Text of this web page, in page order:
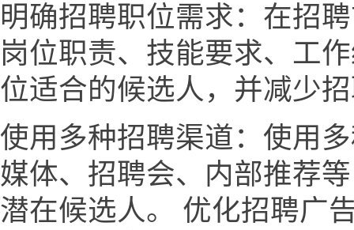
明确招聘职位需求：在招
岗位职责、技能要求、工
位适合的候选人，并减少
使用多种招聘渠道：使用
媒体、招聘会、内部推荐
潜在候选人。 优化招聘广